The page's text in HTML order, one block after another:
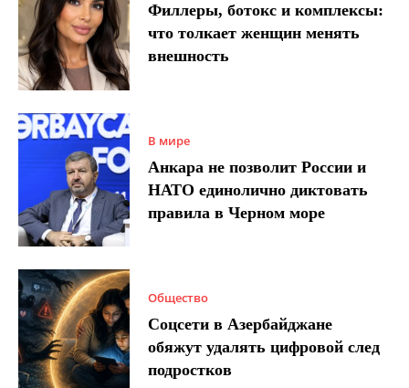
Филлеры, ботокс и комплексы:
что толкает женщин менять
внешность
В мире
Анкара не позволит России и
НАТО единолично диктовать
правила в Черном море
Общество
Соцсети в Азербайджане
обяжут удалять цифровой след
подростков